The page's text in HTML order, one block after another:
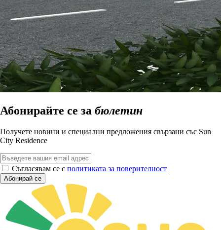
Абонирайте се за бюлетин
Получете новини и специални предложения свързани със Sun
City Residence
Съгласявам се с политиката за поверителност
Абонирай се